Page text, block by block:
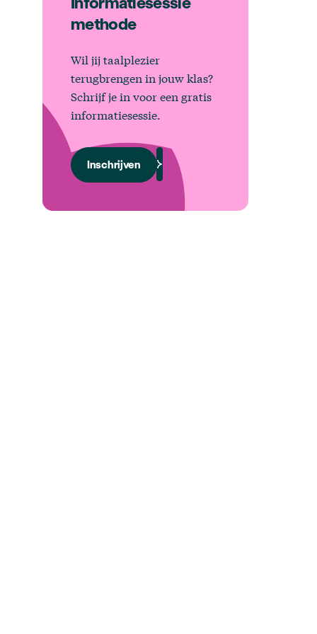
methode
Wil jij taalplezier
terugbrengen in jouw klas?
Schrijf je in voor een gratis
informatiesessie.
Inschrijven